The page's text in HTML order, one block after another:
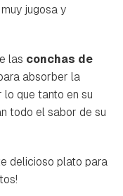
jugosa y
las conchas de
absorber la
que tanto en su
todo el sabor de su
delicioso plato para